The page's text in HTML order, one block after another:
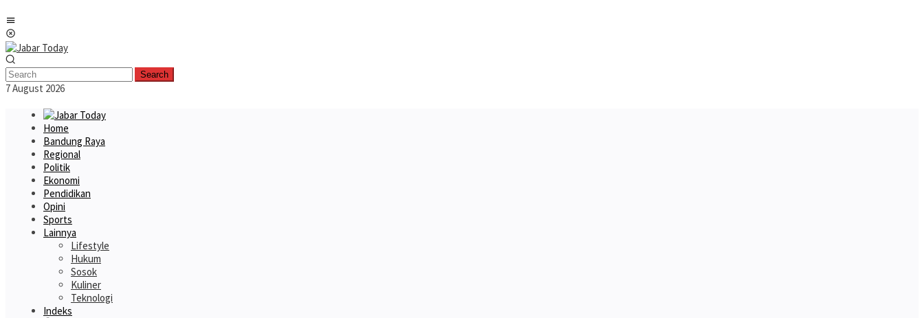
to
content
Search
7 August 2026
Home
Bandung Raya
Regional
Politik
Ekonomi
Pendidikan
Opini
Sports
Lainnya
Lifestyle
Hukum
Sosok
Kuliner
Teknologi
Indeks